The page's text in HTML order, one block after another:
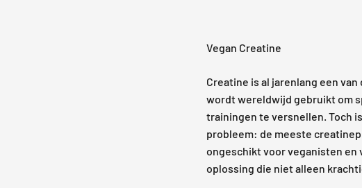
Vegan Creatine
Creatine is al jarenlang een
wordt wereldwijd gebruikt om
trainingen te versnellen. Toch
probleem: de meeste
ongeschikt voor veganisten en
oplossing die niet alleen